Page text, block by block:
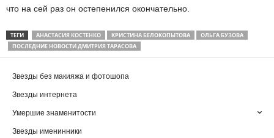
что на сей раз он остепенился окончательно.
ТЕГИ АНАСТАСИЯ КОСТЕНКО КРИСТИНА БЕЛОКОПЫТОВА
ОЛЬГА БУЗОВА
ПОСЛЕДНИЕ НОВОСТИ ДМИТРИЯ ТАРАСОВА
Звезды без макияжа и фотошопа
Звезды интернета
Умершие знаменитости
Звезды именинники